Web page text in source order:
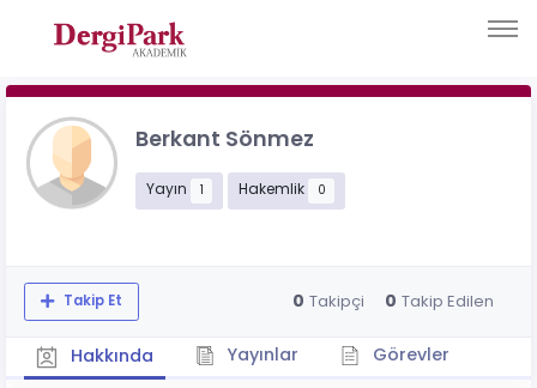
Berkant Sönmez
Yayın 1 Hakemlik 0
Takip Et 0 Takipçi 0 Takip Edilen
Hakkında Yayınlar Görevler